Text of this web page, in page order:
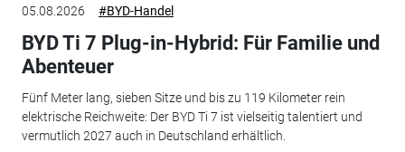
05.08.2026 #BYD-Handel
BYD Ti 7 Plug-in-Hybrid: Für Familie und
Abenteuer
Fünf Meter lang, sieben Sitze und bis zu 119 Kilometer rein
elektrische Reichweite: Der BYD Ti 7 ist vielseitig talentiert und
vermutlich 2027 auch in Deutschland erhältlich.